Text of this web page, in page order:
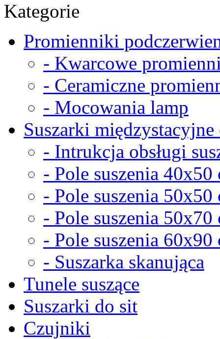
Kategorie
Promienniki
- Kwarcowe
- Ceramiczne
- Mocowania lamp
Suszarki
- Intrukcja obsługi
- Pole suszenia 40x50
- Pole suszenia 50x50
- Pole suszenia 50x70
- Pole suszenia 60x90
- Suszarka skanująca
Tunele suszące
Suszarki do sit
Czujniki